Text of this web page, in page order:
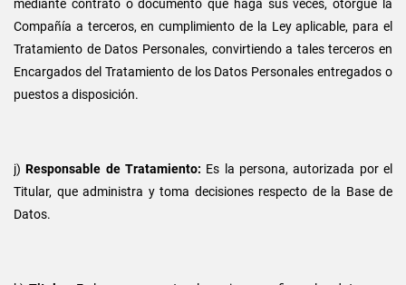
mediante contrato o documento que haga sus veces, otorgue la
Compañía a terceros, en cumplimiento de la Ley aplicable, para el
Tratamiento de Datos Personales, convirtiendo a tales terceros en
Encargados del Tratamiento de los Datos Personales entregados o
puestos a disposición.
j)Responsable de Tratamiento: Es la persona, autorizada por el
Titular, que administra y toma decisiones respecto de la Base de
Datos.